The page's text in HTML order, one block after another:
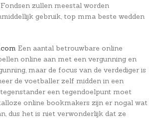
zullen meestal worden
gebruik, top mma beste wedden
Een aantal betrouwbare online
online aan met een vergunning en
maar de focus van de verdediger is
de voetballer zelf midden in een
een tegendoelpunt moet
online bookmakers zijn er nogal wat
dus het is niet verwonderlijk dat ze